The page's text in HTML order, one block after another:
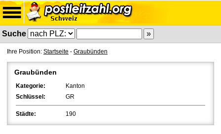
Suche
Ihre Position: Startseite - Graubünden
Graubünden
Kategorie:
Kanton
Schlüssel:
GR
Städte: 190